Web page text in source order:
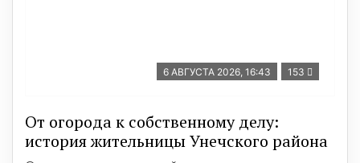
6 АВГУСТА 2026, 16:43 153
От огорода к собственному делу:
история жительницы Унечского района